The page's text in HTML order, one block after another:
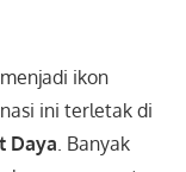
ikon
ini terletak di
Daya. Banyak